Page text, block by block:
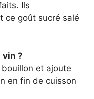
Ils
ce goût sucré salé
vin ?
et ajoute
en fin de cuisson